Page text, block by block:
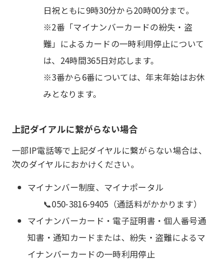
日祝ともに9時30分から20時00分まで。
※2番「マイナンバーカードの紛失・盗
難」によるカードの一時利用停止について
は、24時間365日対応します。
※3番から6番については、年末年始はお休
みとなります。
上記ダイアルに繋がらない場合
一部IP電話等で上記ダイヤルに繋がらない場合は、
次のダイヤルにおかけください。
マイナンバー制度、マイナポータル
📞050-3816-9405（通話料がかかります）
マイナンバーカード・電子証明書・個人番号通
知書・通知カードまたは、紛失・盗難によるマ
イナンバーカードの一時利用停止